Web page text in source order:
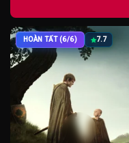
HOÀN TẤT (6/6) 7.7